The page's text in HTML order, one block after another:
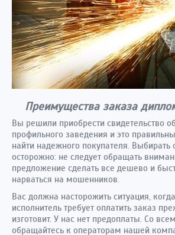
Преимущества заказа
Вы решили приобрести свидетельство
профильного заведения и это
найти надежного покупателя. Выбирать
осторожно: не следует обращать
предложение сделать все дешево и
нарваться на мошенников.
Вас должна насторожить ситуация,
исполнитель требует оплатить заказ
изготовит. У нас нет предоплаты. Со
обращайтесь к операторам нашей